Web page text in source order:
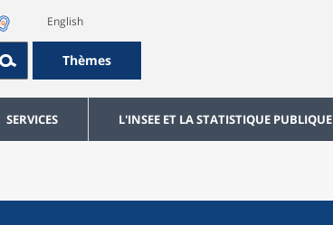
English
Thèmes
SERVICES L'INSEE ET LA STATISTIQUE PUBLIQUE